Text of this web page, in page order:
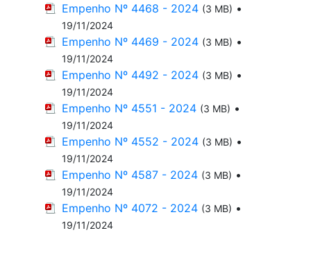
Empenho Nº 4468 - 2024 (3 MB) •
19/11/2024
Empenho Nº 4469 - 2024 (3 MB) •
19/11/2024
Empenho Nº 4492 - 2024 (3 MB) •
19/11/2024
Empenho Nº 4551 - 2024 (3 MB) •
19/11/2024
Empenho Nº 4552 - 2024 (3 MB) •
19/11/2024
Empenho Nº 4587 - 2024 (3 MB) •
19/11/2024
Empenho Nº 4072 - 2024 (3 MB) •
19/11/2024